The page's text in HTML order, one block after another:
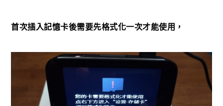
首次插入記憶卡後需要先格式化一次才能使用，